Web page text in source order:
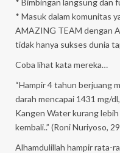
* Masuk dalam komunitas
AMAZING TEAM dengan
tidak hanya sukses dunia
Coba lihat kata mereka…
“Hampir 4 tahun berjuang
darah mencapai 1431 mg/
Kangen Water kurang
kembali..” (Roni Nuriyoso,
Alhamdulillah hampir rata-